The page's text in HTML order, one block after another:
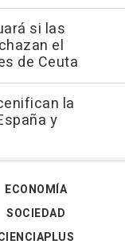
si las
el
de Ceuta
la
y
ECONOMÍA
SOCIEDAD